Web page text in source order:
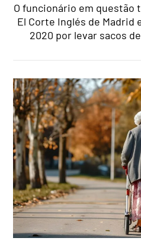
O funcionário em questão
El Corte Inglés de Madrid
2020 por levar sacos